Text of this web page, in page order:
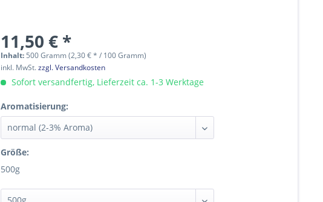
11,50 € *
Inhalt: 500 Gramm (2,30 € * / 100 Gramm)
inkl. MwSt.zzgl. Versandkosten
Sofort versandfertig, Lieferzeit ca. 1-3 Werktage
Aromatisierung:
Größe:
500g